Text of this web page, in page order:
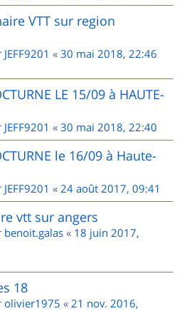
VTT sur region
JEFF9201 « 30 mai 2018, 22:46
LE 15/09 à HAUTE-
JEFF9201 « 30 mai 2018, 22:40
le 16/09 à Haute-
JEFF9201 « 24 août 2017, 09:41
vtt sur angers
benoit.galas « 18 juin 2017,
18
olivier1975 « 21 nov. 2016,